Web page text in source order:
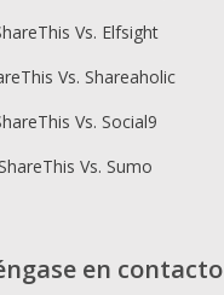
Vs. Elfsight
Vs. Shareaholic
Vs. Social9
ShareThis Vs. Sumo
en contacto